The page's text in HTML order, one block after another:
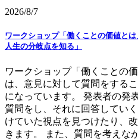
2026/8/7
ワークショップ「働くことの価値と
人生の分岐点を知る」
ワークショップ「働くことの
は、意見に対して質問をする
になっています。 発表者の発
質問をし、それに回答してい
けていた視点を見つけたり、
きます。 また、質問を考えな